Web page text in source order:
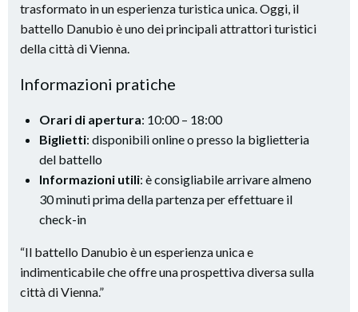
trasformato in un esperienza turistica unica. Oggi, il
battello Danubio è uno dei principali attrattori turistici
della città di Vienna.
Informazioni pratiche
Orari di apertura: 10:00 – 18:00
Biglietti: disponibili online o presso la biglietteria
del battello
Informazioni utili: è consigliabile arrivare almeno
30 minuti prima della partenza per effettuare il
check-in
“Il battello Danubio è un esperienza unica e
indimenticabile che offre una prospettiva diversa sulla
città di Vienna.”